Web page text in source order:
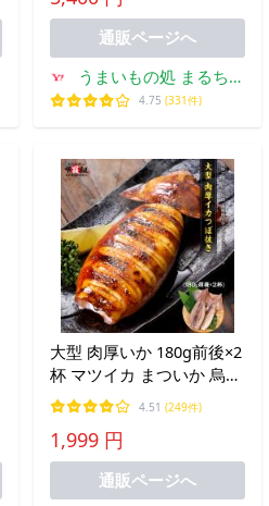
子
通販ページへ
うまいもの処 まるちょ
う
4.75 (331件)
大型 肉厚いか 180g前後×2
杯 マツイカ まついか 烏賊
つぼ抜き BBQ 海鮮焼き 冷
凍食品 爆買
4.51 (249件)
1,999 円
通販ページへ